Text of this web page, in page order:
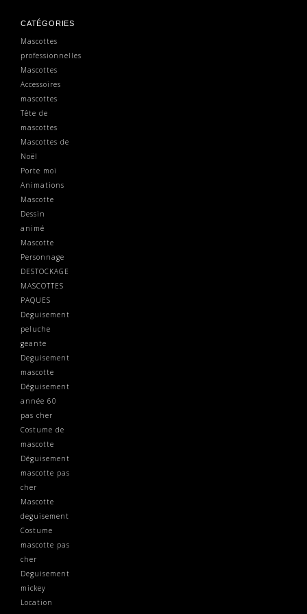
CATÉGORIES
Mascottes
professionnelles
Mascottes
Accessoires
mascottes
Tête de
mascottes
Mascottes de
Noël
Porte moi
Animations
Mascotte
Dessin
animé
Mascotte
Personnage
DESTOCKAGE
MASCOTTES
PAQUES
Deguisement
peluche
geante
Deguisement
mascotte
Déguisement
année 60
pas cher
Costume de
mascotte
Déguisement
mascotte pas
cher
Mascotte
deguisement
Costume
mascotte pas
cher
Deguisement
mickey
Location